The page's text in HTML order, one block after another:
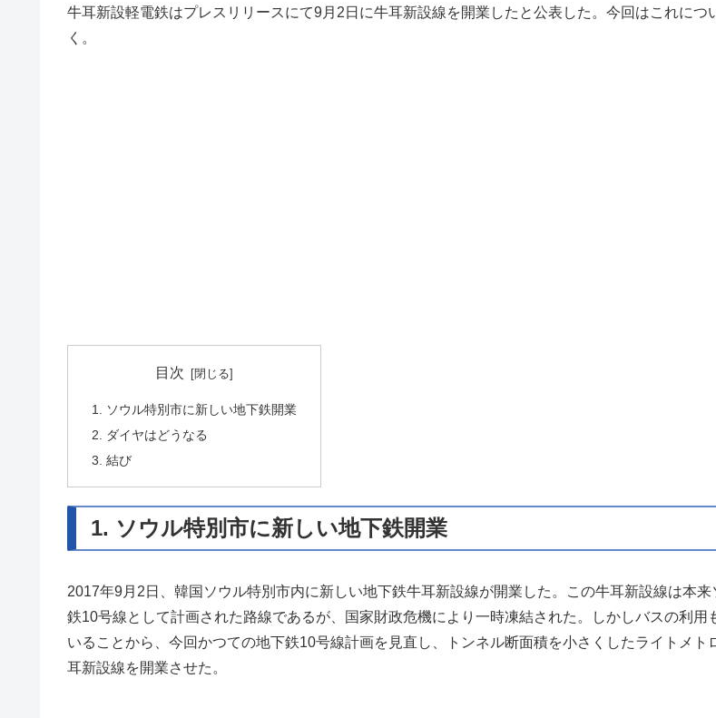
牛耳新設軽電鉄はプレスリリースにて9月2日に牛耳新設線を開業したと公表した。今回はこれにつ
く。
目次
1. ソウル特別市に新しい地下鉄開業
2. ダイヤはどうなる
3. 結び
1. ソウル特別市に新しい地下鉄開業
2017年9月2日、韓国ソウル特別市内に新しい地下鉄牛耳新設線が開業した。この牛耳新設線は本来
鉄10号線として計画された路線であるが、国家財政危機により一時凍結された。しかしバスの利用
いることから、今回かつての地下鉄10号線計画を見直し、トンネル断面積を小さくしたライトメト
耳新設線を開業させた。